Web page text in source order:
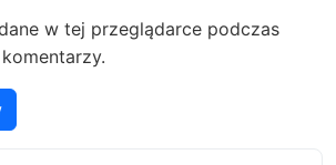
w tej przeglądarce podczas